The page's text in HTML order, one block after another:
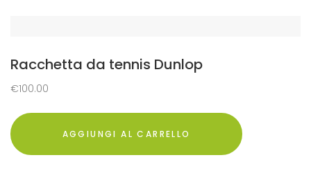
Racchetta da tennis Dunlop
€100.00
AGGIUNGI AL CARRELLO